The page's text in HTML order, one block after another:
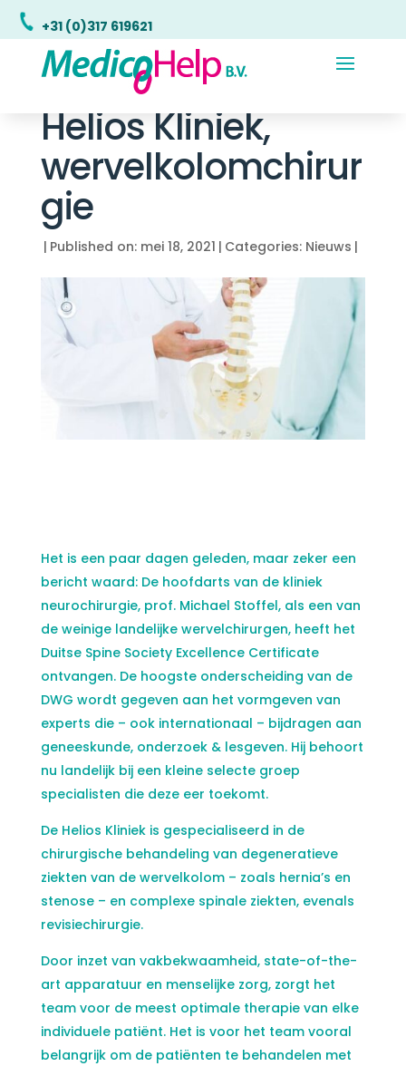
+31 (0)317 619621
Helios Kliniek,
wervelkolomchirur
gie
| Published on: mei 18, 2021 | Categories: Nieuws |
Het is een paar dagen geleden, maar zeker een
bericht waard: De hoofdarts van de kliniek
neurochirurgie, prof. Michael Stoffel, als een van
de weinige landelijke wervelchirurgen, heeft het
Duitse Spine Society Excellence Certificate
ontvangen. De hoogste onderscheiding van de
DWG wordt gegeven aan het vormgeven van
experts die – ook internationaal – bijdragen aan
geneeskunde, onderzoek & lesgeven. Hij behoort
nu landelijk bij een kleine selecte groep
specialisten die deze eer toekomt.
De Helios Kliniek is gespecialiseerd in de
chirurgische behandeling van degeneratieve
ziekten van de wervelkolom – zoals hernia’s en
stenose – en complexe spinale ziekten, evenals
revisiechirurgie.
Door inzet van vakbekwaamheid, state-of-the-
art apparatuur en menselijke zorg, zorgt het
team voor de meest optimale therapie van elke
individuele patiënt. Het is voor het team vooral
belangrijk om de patiënten te behandelen met